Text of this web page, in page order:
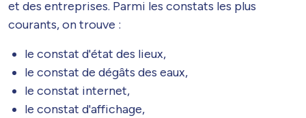
et des entreprises. Parmi les constats les plus
courants, on trouve :
le constat d'état des lieux,
le constat de dégâts des eaux,
le constat internet,
le constat d'affichage,